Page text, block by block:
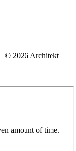
| © 2026 Architekt